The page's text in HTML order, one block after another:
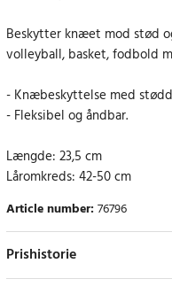
Beskytter knæet mod stød
volleyball, basket, fodbold
- Knæbeskyttelse med
- Fleksibel og åndbar.
Længde: 23,5 cm
Låromkreds: 42-50 cm
Article number:76796
Prishistorie